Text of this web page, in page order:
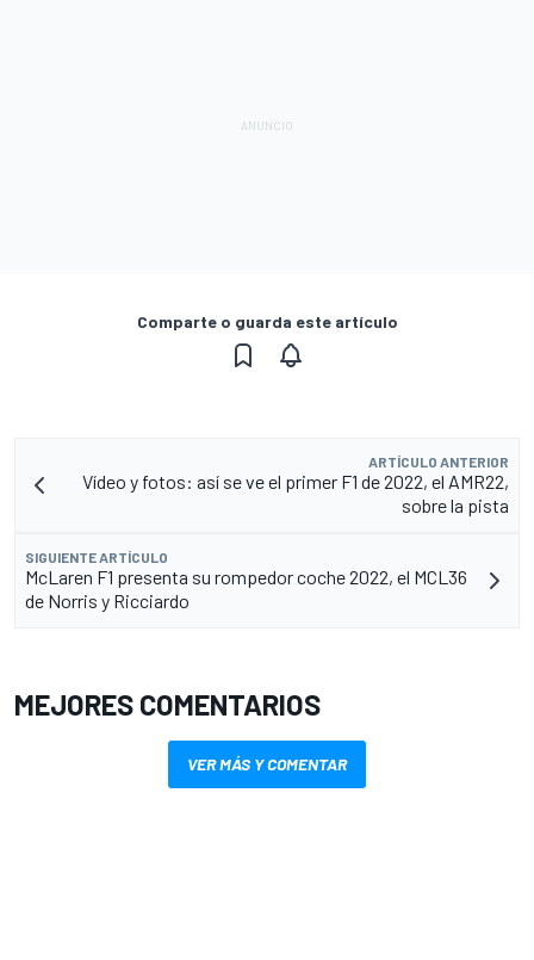
Comparte o guarda este artículo
ARTÍCULO ANTERIOR
Vídeo y fotos: así se ve el primer F1 de 2022, el AMR22,
sobre la pista
SIGUIENTE ARTÍCULO
McLaren F1 presenta su rompedor coche 2022, el MCL36
de Norris y Ricciardo
MEJORES COMENTARIOS
VER MÁS Y COMENTAR